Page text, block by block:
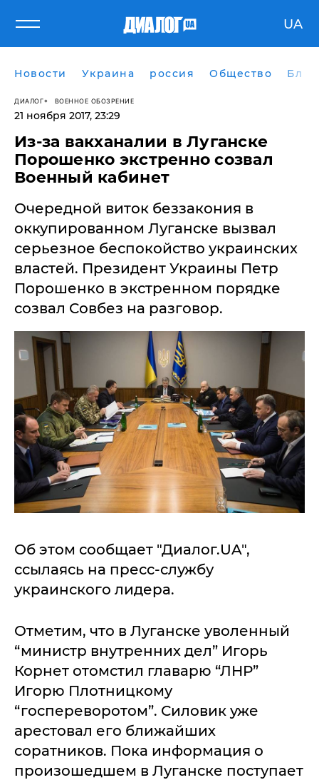
UA
Новости Украина россия Общество
ДИАЛОГ ВОЕННОЕ ОБОЗРЕНИЕ
21 ноября 2017, 23:29
Из-за вакханалии в Луганске
Порошенко экстренно созвал
Военный кабинет
​Очередной виток беззакония в
оккупированном Луганске вызвал
серьезное беспокойство украинских
властей. Президент Украины Петр
Порошенко в экстренном порядке
созвал Совбез на разговор.
Об этом сообщает "Диалог.UA",
ссылаясь на пресс-службу
украинского лидера.
Отметим, что в Луганске уволенный
“министр внутренних дел” Игорь
Корнет отомстил главарю “ЛНР”
Игорю Плотницкому
“госпереворотом”. Силовик уже
арестовал его ближайших
соратников. Пока информация о
произошедшем в Луганске поступает